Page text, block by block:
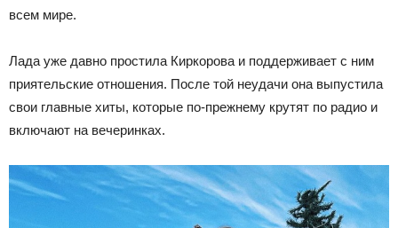
всем мире.
Лада уже давно простила Киркорова и поддерживает с ним
приятельские отношения. После той неудачи она выпустила
свои главные хиты, которые по-прежнему крутят по радио и
включают на вечеринках.